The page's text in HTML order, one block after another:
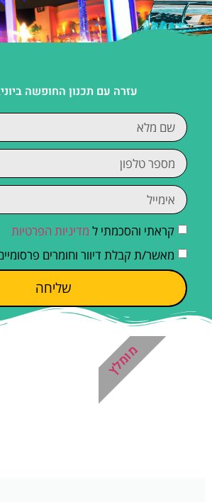
עזרה עם תכנון החופשה
קראתי והסכמתי ל מדיניות הפרטיות
מאשר/ת קבלת דיוור וחומרים
שליחה
מומלץ